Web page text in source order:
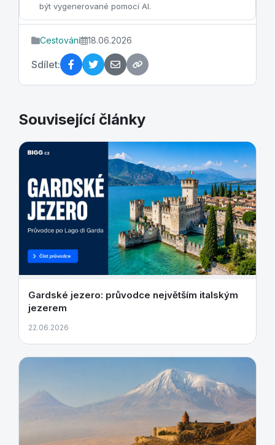
být vygenerované pomocí AI.
Cestování 18.06.2026
Sdílet:
Související články
Gardské jezero: průvodce největším italským
jezerem
22.06.2026